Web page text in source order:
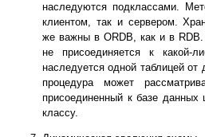
наследуются подклассами.
клиентом, так и сервером.
же важны в ORDB, как и в
не присоединяется к какой-
наследуется одной таблицей
процедура может
присоединенный к базе данных
классу.